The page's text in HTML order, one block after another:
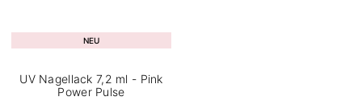
NEU
UV Nagellack 7,2 ml - Pink
Power Pulse